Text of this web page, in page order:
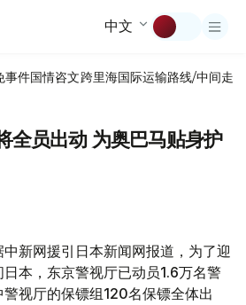
中文
事件国情咨文跨里海国际运输路线/中间走廊
全员出动 为奥巴马贴身护
新网援引日本新闻网报道，为了迎
本，东京警视厅已动员1.6万名警
视厅的保镖组120名保镖全体出